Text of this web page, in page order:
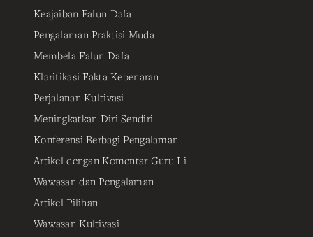
Keajaiban Falun Dafa
Pengalaman Praktisi Muda
Membela Falun Dafa
Klarifikasi Fakta Kebenaran
Perjalanan Kultivasi
Meningkatkan Diri Sendiri
Konferensi Berbagi Pengalaman
Artikel dengan Komentar Guru Li
Wawasan dan Pengalaman
Artikel Pilihan
Wawasan Kultivasi